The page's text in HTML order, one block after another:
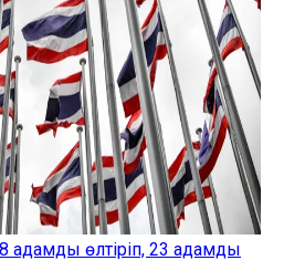
адамды өлтіріп, 23 адамды